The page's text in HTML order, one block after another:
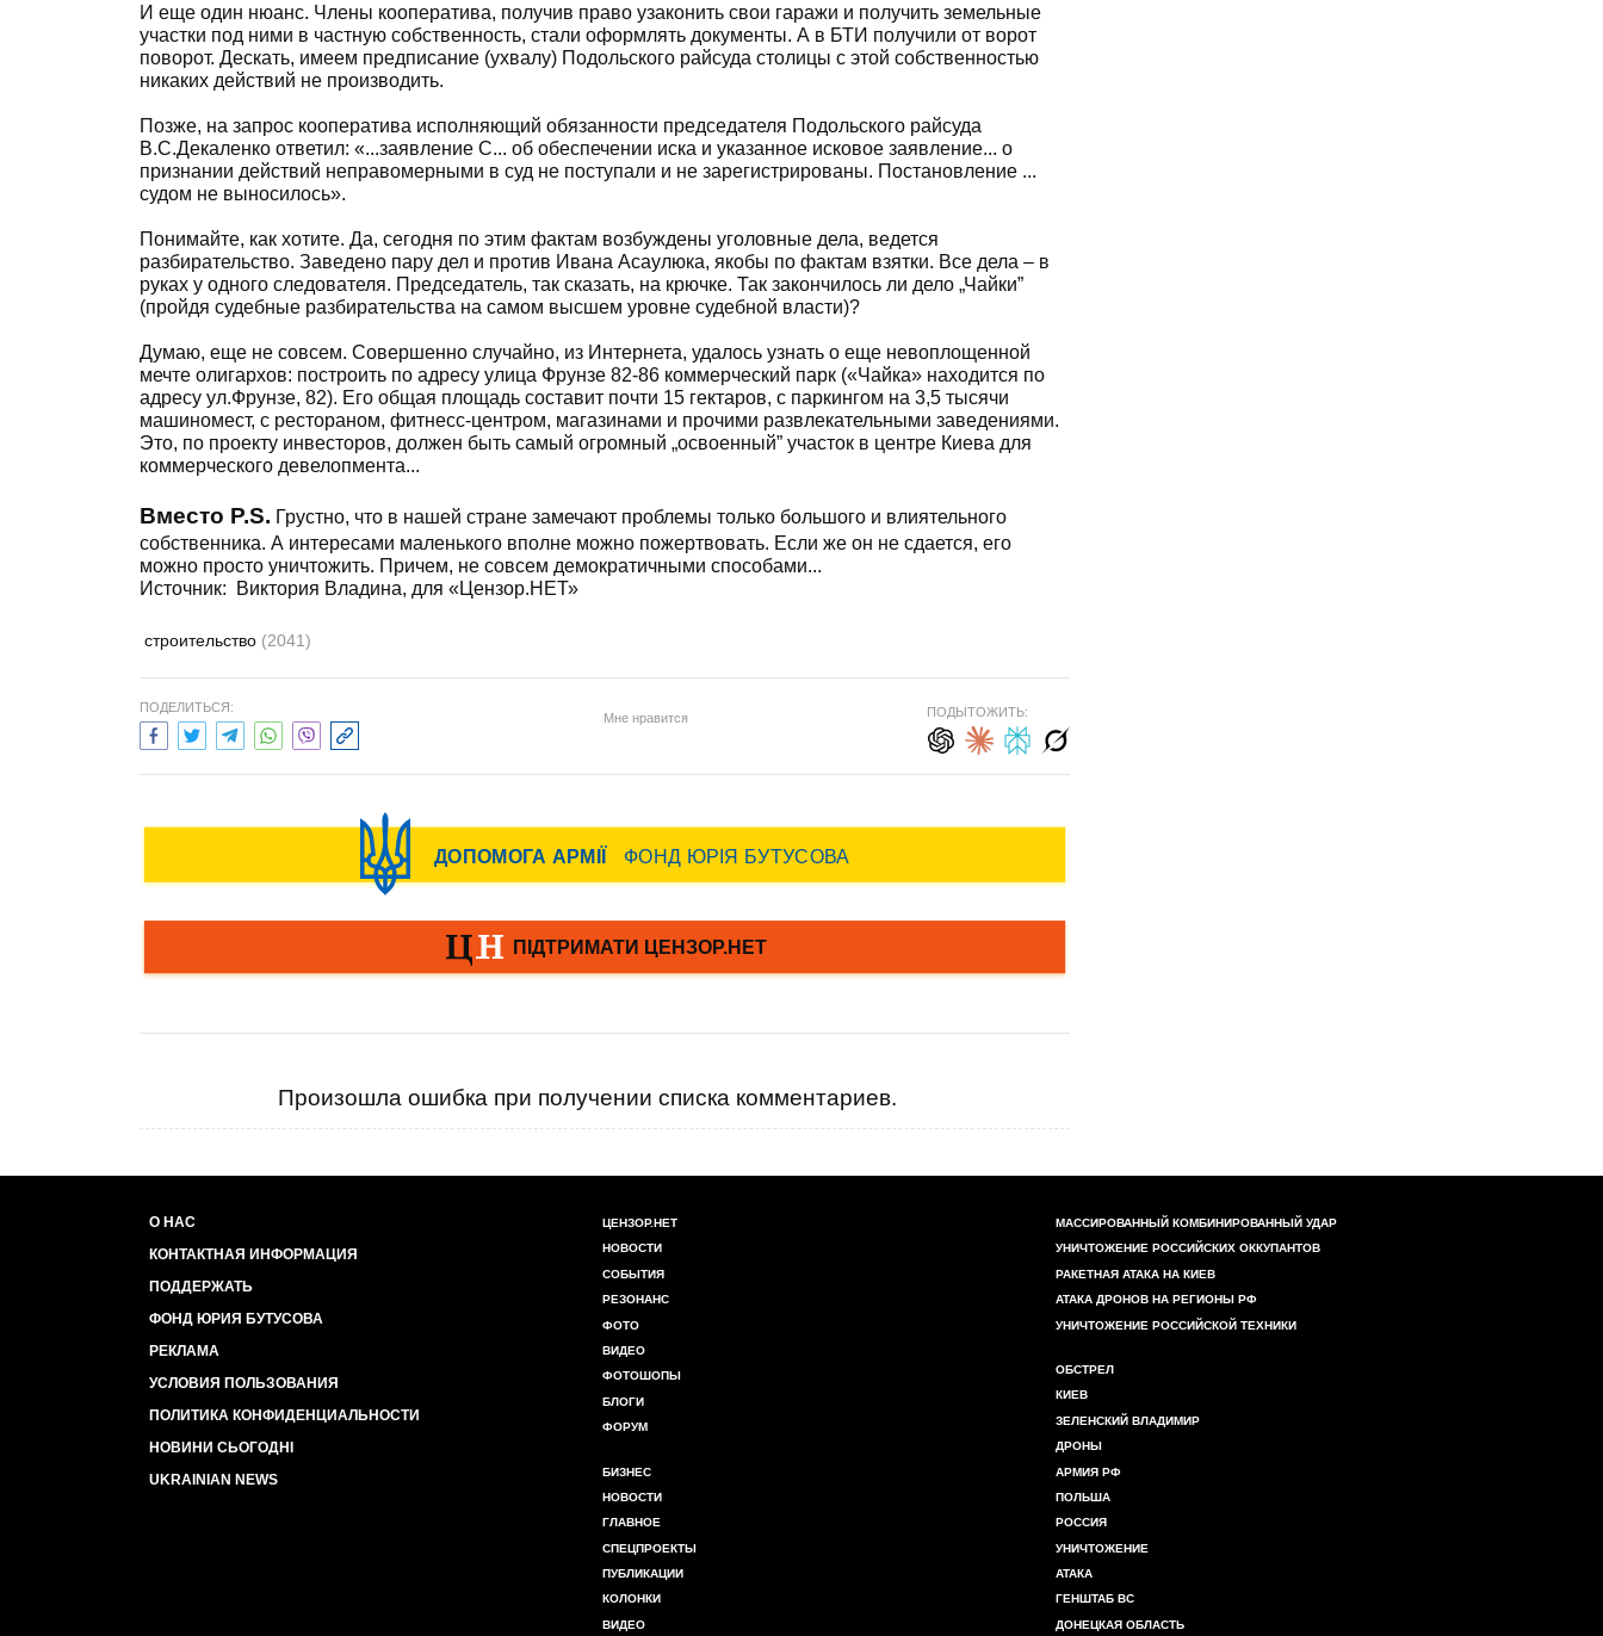
И еще один нюанс. Члены кооператива, получив право узаконить свои гаражи и получить земельные
участки под ними в частную собственность, стали оформлять документы. А в БТИ получили от ворот
поворот. Дескать, имеем предписание (ухвалу) Подольского райсуда столицы с этой собственностью
никаких действий не производить.
Позже, на запрос кооператива исполняющий обязанности председателя Подольского райсуда
В.С.Декаленко ответил: «...заявление С... об обеспечении иска и указанное исковое заявление... о
признании действий неправомерными в суд не поступали и не зарегистрированы. Постановление ...
судом не выносилось».
Понимайте, как хотите. Да, сегодня по этим фактам возбуждены уголовные дела, ведется
разбирательство. Заведено пару дел и против Ивана Асаулюка, якобы по фактам взятки. Все дела – в
руках у одного следователя. Председатель, так сказать, на крючке. Так закончилось ли дело „Чайки”
(пройдя судебные разбирательства на самом высшем уровне судебной власти)?
Думаю, еще не совсем. Совершенно случайно, из Интернета, удалось узнать о еще невоплощенной
мечте олигархов: построить по адресу улица Фрунзе 82-86 коммерческий парк («Чайка» находится по
адресу ул.Фрунзе, 82). Его общая площадь составит почти 15 гектаров, с паркингом на 3,5 тысячи
машиномест, с рестораном, фитнесс-центром, магазинами и прочими развлекательными заведениями.
Это, по проекту инвесторов, должен быть самый огромный „освоенный” участок в центре Киева для
коммерческого девелопмента...
Вместо P.S. Грустно, что в нашей стране замечают проблемы только большого и влиятельного
собственника. А интересами маленького вполне можно пожертвовать. Если же он не сдается, его
можно просто уничтожить. Причем, не совсем демократичными способами...
Источник: Виктория Владина, для «Цензор.НЕТ»
строительство (2041)
ПОДЕЛИТЬСЯ:
Мне нравится ПОДЫТОЖИТЬ:
Произошла ошибка при получении списка комментариев.
О НАС
КОНТАКТНАЯ ИНФОРМАЦИЯ
ПОДДЕРЖАТЬ
ФОНД ЮРИЯ БУТУСОВА
РЕКЛАМА
УСЛОВИЯ ПОЛЬЗОВАНИЯ
ПОЛИТИКА КОНФИДЕНЦИАЛЬНОСТИ
НОВИНИ СЬОГОДНІ
UKRAINIAN NEWS
ЦЕНЗОР.НЕТ
НОВОСТИ
СОБЫТИЯ
РЕЗОНАНС
ФОТО
ВИДЕО
ФОТОШОПЫ
БЛОГИ
ФОРУМ
БИЗНЕС
НОВОСТИ
ГЛАВНОЕ
СПЕЦПРОЕКТЫ
ПУБЛИКАЦИИ
КОЛОНКИ
ВИДЕО
МАССИРОВАННЫЙ КОМБИНИРОВАННЫЙ УДАР
УНИЧТОЖЕНИЕ РОССИЙСКИХ ОККУПАНТОВ
РАКЕТНАЯ АТАКА НА КИЕВ
АТАКА ДРОНОВ НА РЕГИОНЫ РФ
УНИЧТОЖЕНИЕ РОССИЙСКОЙ ТЕХНИКИ
ОБСТРЕЛ
КИЕВ
ЗЕЛЕНСКИЙ ВЛАДИМИР
ДРОНЫ
АРМИЯ РФ
ПОЛЬША
РОССИЯ
УНИЧТОЖЕНИЕ
АТАКА
ГЕНШТАБ ВС
ДОНЕЦКАЯ ОБЛАСТЬ